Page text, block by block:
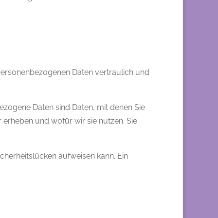
Daten vertraulich und
Daten sind Daten, mit denen Sie
und wofür wir sie nutzen. Sie
aufweisen kann. Ein